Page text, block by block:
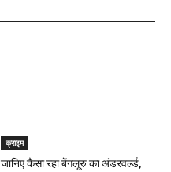
क्राइम
जानिए कैसा रहा बेंगलूरु का अंडरवर्ल्ड,